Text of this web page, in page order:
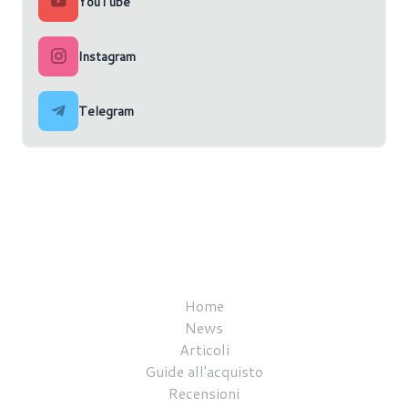
Instagram
Telegram
Home
News
Articoli
Guide all'acquisto
Recensioni